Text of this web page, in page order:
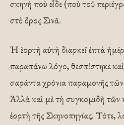
σκηνὴ ποὺ εἶδε (ποὺ τοῦ
στὸ ὅρος Σινᾶ.
Ἡ ἑορτὴ αὐτὴ διαρκεῖ ἑπτὰ
παραπάνω λόγο, θεσπίστηκε
σαράντα χρόνια παραμονῆς
Ἀλλὰ καὶ μὲ τὴ συγκομιδὴ τῶν
ἑορτὴ τῆς Σκηνοπηγίας. Τότε,